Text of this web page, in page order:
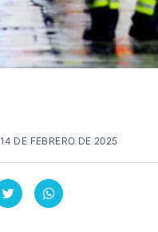
DE FEBRERO DE 2025